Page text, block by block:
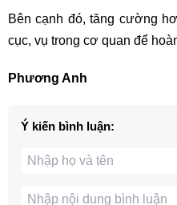
Bên cạnh đó, tăng cường
cục, vụ trong cơ quan để
Phương Anh
Ý kiến bình luận: